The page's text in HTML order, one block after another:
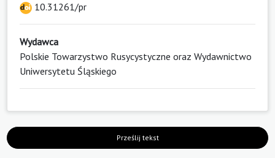
10.31261/pr
Wydawca
Polskie Towarzystwo Rusycystyczne oraz Wydawnictwo
Uniwersytetu Śląskiego
Prześlij tekst